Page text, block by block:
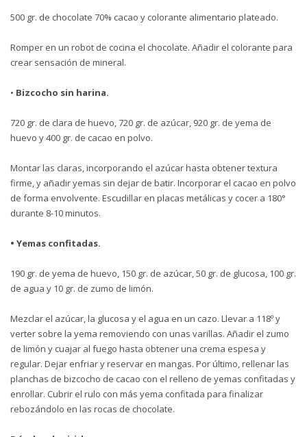
500 gr. de chocolate 70% cacao y colorante alimentario plateado.
Romper en un robot de cocina el chocolate. Añadir el colorante para
crear sensación de mineral.
• Bizcocho sin harina.
720 gr. de clara de huevo, 720 gr. de azúcar, 920 gr. de yema de
huevo y 400 gr. de cacao en polvo.
Montar las claras, incorporando el azúcar hasta obtener textura
firme, y añadir yemas sin dejar de batir. Incorporar el cacao en polvo
de forma envolvente. Escudillar en placas metálicas y cocer a 180°
durante 8-10 minutos.
• Yemas confitadas.
190 gr. de yema de huevo, 150 gr. de azúcar, 50 gr. de glucosa, 100 gr.
de agua y 10 gr. de zumo de limón.
Mezclar el azúcar, la glucosa y el agua en un cazo. Llevar a 118º y
verter sobre la yema removiendo con unas varillas. Añadir el zumo
de limón y cuajar al fuego hasta obtener una crema espesa y
regular. Dejar enfriar y reservar en mangas. Por último, rellenar las
planchas de bizcocho de cacao con el relleno de yemas confitadas y
enrollar. Cubrir el rulo con más yema confitada para finalizar
rebozándolo en las rocas de chocolate.